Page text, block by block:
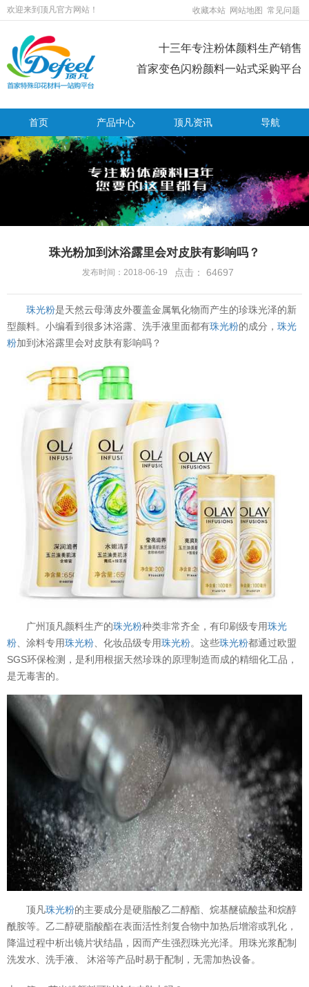
欢迎来到顶凡官方网站！ 收藏本站 网站地图 常见问题
十三年专注粉体颜料生产销售
首家变色闪粉颜料一站式采购平台
首页 产品中心 顶凡资讯 导航
珠光粉加到沐浴露里会对皮肤有影响吗？
发布时间：2018-06-19 点击： 64697
珠光粉是天然云母薄皮外覆盖金属氧化物而产生的珍珠光泽的新
型颜料。小编看到很多沐浴露、洗手液里面都有珠光粉的成分， 珠光
粉加到沐浴露里会对皮肤有影响吗？
广州顶凡颜料生产的珠光粉种类非常齐全，有印刷级专用珠光
粉、涂料专用珠光粉、化妆品级专用珠光粉。这些珠光粉都通过欧盟
SGS环保检测，是利用根据天然珍珠的原理制造而成的精细化工品，
是无毒害的。
顶凡珠光粉的主要成分是硬脂酸乙二醇酯、烷基醚硫酸盐和烷醇
酰胺等。乙二醇硬脂酸酯在表面活性剂复合物中加热后增溶或乳化，
降温过程中析出镜片状结晶，因而产生强烈珠光光泽。用珠光浆配制
洗发水、洗手液、 沐浴等产品时易于配制，无需加热设备。